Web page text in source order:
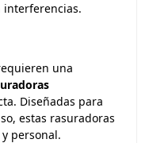
interferencias.
una
Diseñadas para
estas rasuradoras
personal.